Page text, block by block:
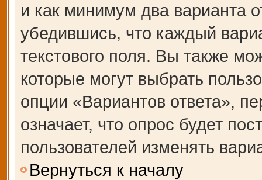
и как минимум два варианта
убедившись, что каждый
текстового поля. Вы также
которые могут выбрать
опции «Вариантов ответа»,
означает, что опрос будет
пользователей изменять
Вернуться к началу